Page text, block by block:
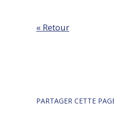
« Retour
PARTAGER CETTE